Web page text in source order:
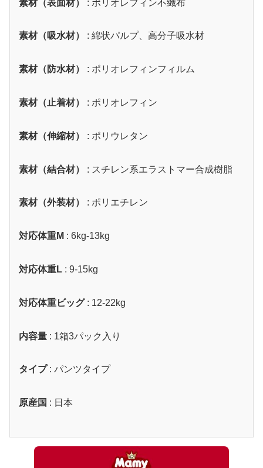
素材（表面材） : ポリオレフィン不織布
素材（吸水材） : 綿状パルプ、高分子吸水材
素材（防水材） : ポリオレフィンフィルム
素材（止着材） : ポリオレフィン
素材（伸縮材） : ポリウレタン
素材（結合材） : スチレン系エラストマー合成樹脂
素材（外装材） : ポリエチレン
対応体重M : 6kg-13kg
対応体重L : 9-15kg
対応体重ビッグ: 12-22kg
内容量 : 1箱3パック入り
タイプ: パンツタイプ
原産国 : 日本